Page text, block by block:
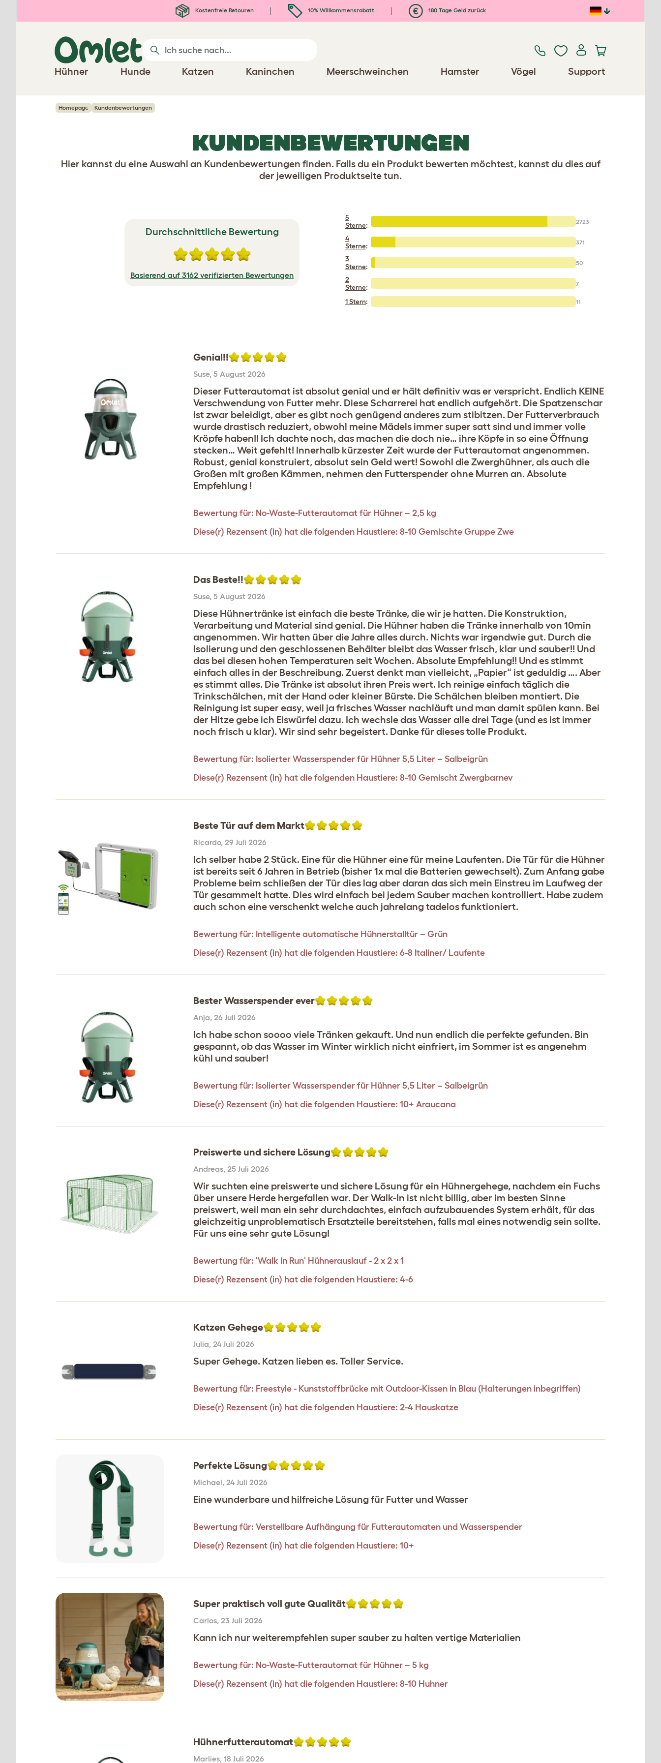
Kostenfreie Retouren 10% Willkommensrabatt 180 Tage Geld zurück
Hühner Hunde Katzen Kaninchen Meerschweinchen Hamster Vögel Support
Homepage Kundenbewertungen
KUNDENBEWERTUNGEN
Hier kannst du eine Auswahl an Kundenbewertungen finden. Falls du ein Produkt bewerten möchtest, kannst du dies auf
der jeweiligen Produktseite tun.
Durchschnittliche Bewertung
Basierend auf 3162 verifizierten Bewertungen
5
Sterne: 2723
4
Sterne: 371
3
Sterne: 50
2
Sterne: 7
1 Stern: 11
Genial!!
Suse, 5 August 2026
Dieser Futterautomat ist absolut genial und er hält definitiv was er verspricht. Endlich KEINE
Verschwendung von Futter mehr. Diese Scharrerei hat endlich aufgehört. Die Spatzenschar
ist zwar beleidigt, aber es gibt noch genügend anderes zum stibitzen. Der Futterverbrauch
wurde drastisch reduziert, obwohl meine Mädels immer super satt sind und immer volle
Kröpfe haben!! Ich dachte noch, das machen die doch nie… ihre Köpfe in so eine Öffnung
stecken… Weit gefehlt! Innerhalb kürzester Zeit wurde der Futterautomat angenommen.
Robust, genial konstruiert, absolut sein Geld wert! Sowohl die Zwerghühner, als auch die
Großen mit großen Kämmen, nehmen den Futterspender ohne Murren an. Absolute
Empfehlung !
Bewertung für: No-Waste-Futterautomat für Hühner – 2,5 kg
Diese(r) Rezensent (in) hat die folgenden Haustiere: 8-10 Gemischte Gruppe Zwe
Das Beste!!
Suse, 5 August 2026
Diese Hühnertränke ist einfach die beste Tränke, die wir je hatten. Die Konstruktion,
Verarbeitung und Material sind genial. Die Hühner haben die Tränke innerhalb von 10min
angenommen. Wir hatten über die Jahre alles durch. Nichts war irgendwie gut. Durch die
Isolierung und den geschlossenen Behälter bleibt das Wasser frisch, klar und sauber!! Und
das bei diesen hohen Temperaturen seit Wochen. Absolute Empfehlung!! Und es stimmt
einfach alles in der Beschreibung. Zuerst denkt man vielleicht, „Papier“ ist geduldig …. Aber
es stimmt alles. Die Tränke ist absolut ihren Preis wert. Ich reinige einfach täglich die
Trinkschälchen, mit der Hand oder kleiner Bürste. Die Schälchen bleiben montiert. Die
Reinigung ist super easy, weil ja frisches Wasser nachläuft und man damit spülen kann. Bei
der Hitze gebe ich Eiswürfel dazu. Ich wechsle das Wasser alle drei Tage (und es ist immer
noch frisch u klar). Wir sind sehr begeistert. Danke für dieses tolle Produkt.
Bewertung für: Isolierter Wasserspender für Hühner 5,5 Liter – Salbeigrün
Diese(r) Rezensent (in) hat die folgenden Haustiere: 8-10 Gemischt Zwergbarnev
Beste Tür auf dem Markt
Ricardo, 29 Juli 2026
Ich selber habe 2 Stück. Eine für die Hühner eine für meine Laufenten. Die Tür für die Hühner
ist bereits seit 6 Jahren in Betrieb (bisher 1x mal die Batterien gewechselt). Zum Anfang gabe
Probleme beim schließen der Tür dies lag aber daran das sich mein Einstreu im Laufweg der
Tür gesammelt hatte. Dies wird einfach bei jedem Sauber machen kontrolliert. Habe zudem
auch schon eine verschenkt welche auch jahrelang tadelos funktioniert.
Bewertung für: Intelligente automatische Hühnerstalltür – Grün
Diese(r) Rezensent (in) hat die folgenden Haustiere: 6-8 Italiner/ Laufente
Bester Wasserspender ever
Anja, 26 Juli 2026
Ich habe schon soooo viele Tränken gekauft. Und nun endlich die perfekte gefunden. Bin
gespannt, ob das Wasser im Winter wirklich nicht einfriert, im Sommer ist es angenehm
kühl und sauber!
Bewertung für: Isolierter Wasserspender für Hühner 5,5 Liter – Salbeigrün
Diese(r) Rezensent (in) hat die folgenden Haustiere: 10+ Araucana
Preiswerte und sichere Lösung
Andreas, 25 Juli 2026
Wir suchten eine preiswerte und sichere Lösung für ein Hühnergehege, nachdem ein Fuchs
über unsere Herde hergefallen war. Der Walk-In ist nicht billig, aber im besten Sinne
preiswert, weil man ein sehr durchdachtes, einfach aufzubauendes System erhält, für das
gleichzeitig unproblematisch Ersatzteile bereitstehen, falls mal eines notwendig sein sollte.
Für uns eine sehr gute Lösung!
Bewertung für: 'Walk in Run' Hühnerauslauf - 2 x 2 x 1
Diese(r) Rezensent (in) hat die folgenden Haustiere: 4-6
Katzen Gehege
Julia, 24 Juli 2026
Super Gehege. Katzen lieben es. Toller Service.
Bewertung für: Freestyle - Kunststoffbrücke mit Outdoor-Kissen in Blau (Halterungen inbegriffen)
Diese(r) Rezensent (in) hat die folgenden Haustiere: 2-4 Hauskatze
Perfekte Lösung
Michael, 24 Juli 2026
Eine wunderbare und hilfreiche Lösung für Futter und Wasser
Bewertung für: Verstellbare Aufhängung für Futterautomaten und Wasserspender
Diese(r) Rezensent (in) hat die folgenden Haustiere: 10+
Super praktisch voll gute Qualität
Carlos, 23 Juli 2026
Kann ich nur weiterempfehlen super sauber zu halten vertige Materialien
Bewertung für: No-Waste-Futterautomat für Hühner – 5 kg
Diese(r) Rezensent (in) hat die folgenden Haustiere: 8-10 Huhner
Hühnerfutterautomat
Marlies, 18 Juli 2026